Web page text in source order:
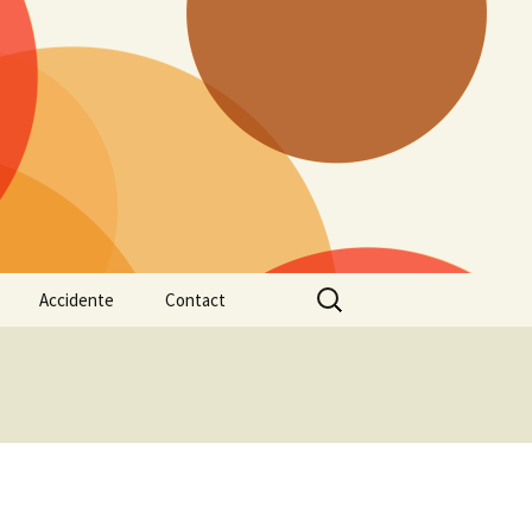
Accidente Contact
Caută
după: